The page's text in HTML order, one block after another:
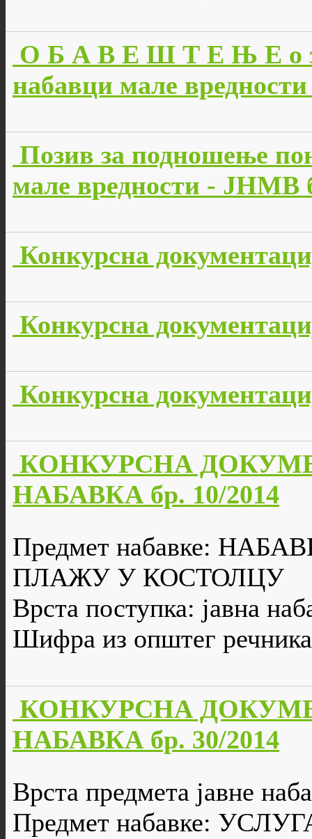
О Б А В Е Ш Т Е Њ Е о
набавци мале
Позив за подношење
мале вредности - JНМВ
Конкурсна
Конкурсна
Конкурсна
КОНКУРСНА
НАБАВКА бр. 10/2014
Предмет набавке:
ПЛАЖУ У КОСТОЛЦУ
Врста поступка: јавна
Шифра из општег
КОНКУРСНА
НАБАВКА бр. 30/2014
Врста предмета јавне
Предмет набавке: